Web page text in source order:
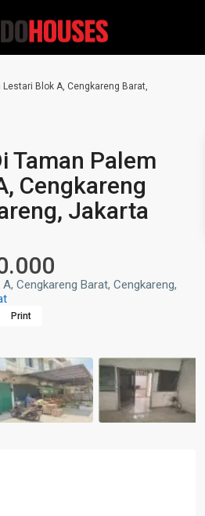
Lestari Blok A, Cengkareng Barat,
Taman Palem
Cengkareng
Jakarta
Cengkareng Barat, Cengkareng,
Print